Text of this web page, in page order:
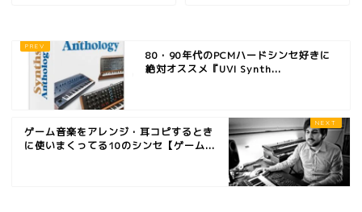
80・90年代のPCMハードシンセ好きに
絶対オススメ『UVI Synth...
ゲーム音楽をアレンジ・耳コピするとき
に使いまくってる10のシンセ【ゲーム...